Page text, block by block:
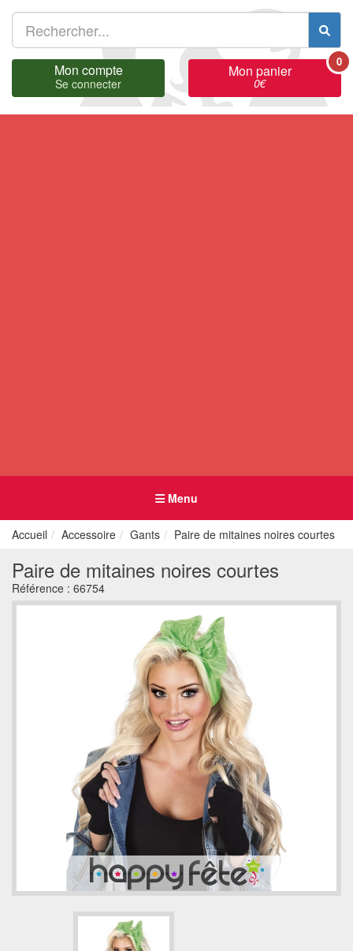
Mon compte
Se connecter
Mon panier
0€
0
Menu
Accueil Accessoire Gants Paire de mitaines noires courtes
Paire de mitaines noires courtes
Référence : 66754